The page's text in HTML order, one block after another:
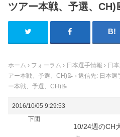
ツアー本戦、予選、
ホーム › フォーラム › 日本選手情報 › 日
アー本戦、予選、CH)📝 › 返信先: 日本
ー本戦、予選、CH)📝
2016/10/05 9:29:53
下団
10/24週のCH